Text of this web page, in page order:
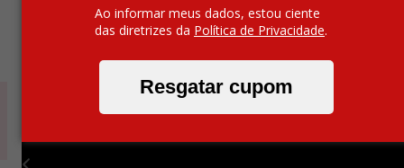
Ao informar meus dados, estou ciente
das diretrizes da Política de Privacidade.
Resgatar cupom